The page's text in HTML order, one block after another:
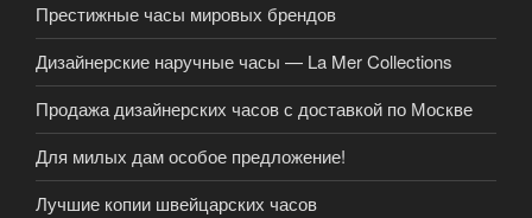
Престижные часы мировых брендов
Дизайнерские наручные часы — La Mer Collections
Продажа дизайнерских часов с доставкой по Москве
Для милых дам особое предложение!
Лучшие копии швейцарских часов